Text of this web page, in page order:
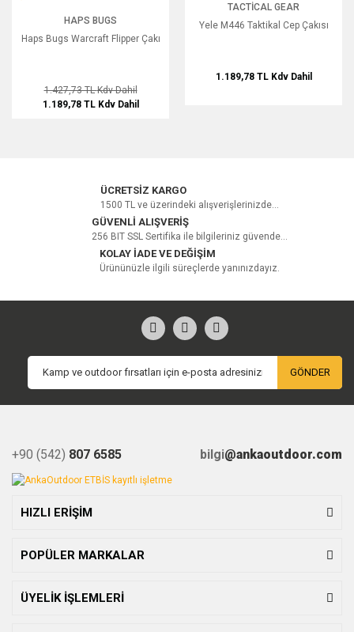
HAPS BUGS
Haps Bugs Warcraft Flipper Çakı
1.427,73 TLKdv Dahil
1.189,78 TL Kdv Dahil
TACTICAL GEAR
Yele M446 Taktikal Cep Çakısı
1.189,78 TL Kdv Dahil
ÜCRETSİZ KARGO
1500 TL ve üzerindeki alışverişlerinizde...
GÜVENLİ ALIŞVERİŞ
256 BIT SSL Sertifika ile bilgileriniz güvende...
KOLAY İADE VE DEĞİŞİM
Ürününüzle ilgili süreçlerde yanınızdayız.
GÖNDER
+90 (542) 807 6585 bilgi@ankaoutdoor.com
HIZLI ERİŞİM
POPÜLER MARKALAR
ÜYELİK İŞLEMLERİ